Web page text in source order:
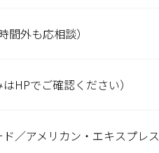
間外も応相談）
HPでご確認ください）
／アメリカン・エキスプレス